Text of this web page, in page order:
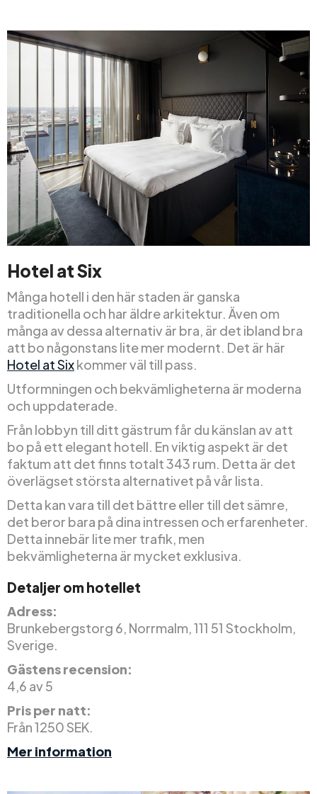
Hotel at Six
Många hotell i den här staden är ganska
traditionella och har äldre arkitektur. Även om
många av dessa alternativ är bra, är det ibland bra
att bo någonstans lite mer modernt. Det är här
Hotel at Sixkommer väl till pass.
Utformningen och bekvämligheterna är moderna
och uppdaterade.
Från lobbyn till ditt gästrum får du känslan av att
bo på ett elegant hotell. En viktig aspekt är det
faktum att det finns totalt 343 rum. Detta är det
överlägset största alternativet på vår lista.
Detta kan vara till det bättre eller till det sämre,
det beror bara på dina intressen och erfarenheter.
Detta innebär lite mer trafik, men
bekvämligheterna är mycket exklusiva.
Detaljer om hotellet
Adress:
Brunkebergstorg 6, Norrmalm, 111 51 Stockholm,
Sverige.
Gästens recension:
4,6 av 5
Pris per natt:
Från 1250 SEK.
Mer information